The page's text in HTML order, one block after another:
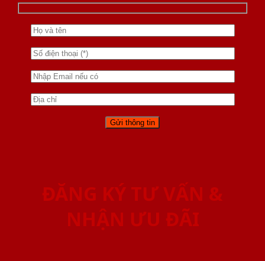
ĐĂNG KÝ TƯ VẤN &
NHẬN ƯU ĐÃI